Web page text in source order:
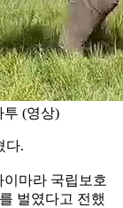
투 (영상)
다.
마라 국립보호
벌였다고 전했